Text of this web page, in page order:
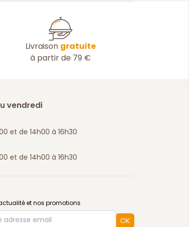
Livraison gratuite
à partir de 79 €
vendredi
et de 14h00 à 16h30
et de 14h00 à 16h30
et nos promotions
OK